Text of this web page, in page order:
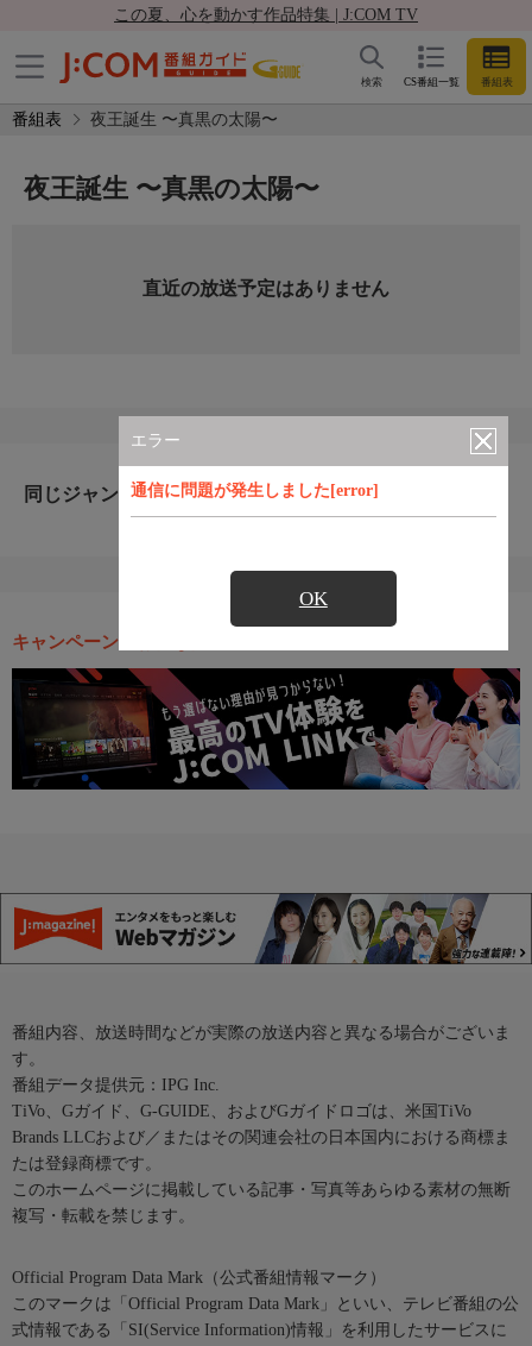
この夏、心を動かす作品特集 | J:COM TV
CS番組一覧 番組表
検索
番組表 夜王誕生 〜真黒の太陽〜
エラー
通信に問題が発生しました[error]
OK
夜王誕生 〜真黒の太陽〜
直近の放送予定はありません
同じジャンルのおすすめ番組
キャンペーン・お得な情報
番組内容、放送時間などが実際の放送内容と異なる場合がございま
す。
番組データ提供元：IPG Inc.
TiVo、Gガイド、G-GUIDE、およびGガイドロゴは、米国TiVo
Brands LLCおよび／またはその関連会社の日本国内における商標ま
たは登録商標です。
このホームページに掲載している記事・写真等あらゆる素材の無断
複写・転載を禁じます。
Official Program Data Mark（公式番組情報マーク）
このマークは「Official Program Data Mark」といい、テレビ番組の公
式情報である「SI(Service Information)情報」を利用したサービスに